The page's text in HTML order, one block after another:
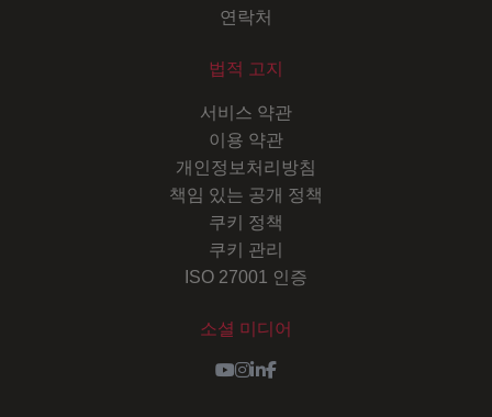
연락처
법적 고지
서비스 약관
이용 약관
개인정보처리방침
책임 있는 공개 정책
쿠키 정책
쿠키 관리
ISO 27001 인증
소셜 미디어
Youtube
Instagram
LinkedIn
Facebook